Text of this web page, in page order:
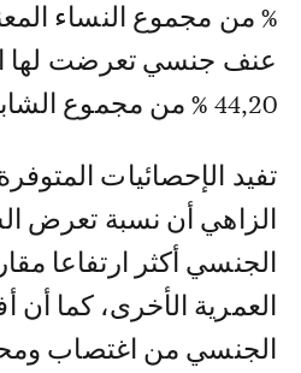
عنف جنسي تعرضت لها
44,20 % من مجموع الشابات .
تفيد الإحصائيات
الزاهي أن نسبة تعرض
الجنسي أكثر ارتفاعا
العمرية الأخرى، كما أن
الجنسي من اغتصاب